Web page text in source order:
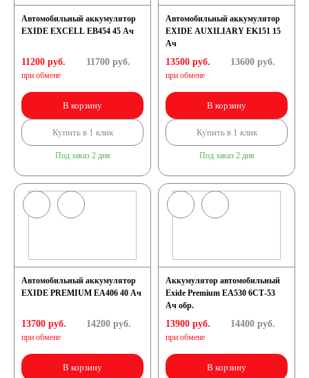
40 А/ч 42 А/ч
43 А/ч
45 А/ч 47 А/ч
Автомобильный аккумулятор
EXIDE EXCELL EB454 45 Ач
11200 руб.
при обмене
11700руб.
В корзину
Купить в 1 клик
Под заказ 2 дня
Автомобильный аккумулятор
EXIDE AUXILIARY EK151 15
Ач
13500 руб.
при обмене
13600руб.
В корзину
Купить в 1 клик
Под заказ 2 дня
Автомобильный аккумулятор
EXIDE PREMIUM EA406 40 Ач
13700 руб.
при обмене
14200руб.
В корзину
Аккумулятор автомобильный
Exide Premium EA530 6СТ-53
Ач обр.
13900 руб.
при обмене
14400руб.
В корзину